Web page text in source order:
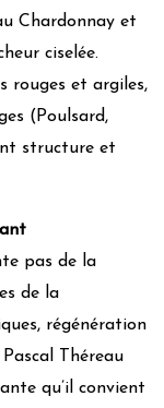
Chardonnay et
ciselée.
rouges et argiles,
(Poulsard,
structure et
pas de la
de la
régénération
Théreau
qu’il convient